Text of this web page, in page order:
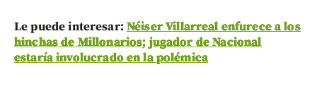
Le puede interesar: Néiser Villarreal enfurece a los
hinchas de Millonarios; jugador de Nacional
estaría involucrado en la polémica